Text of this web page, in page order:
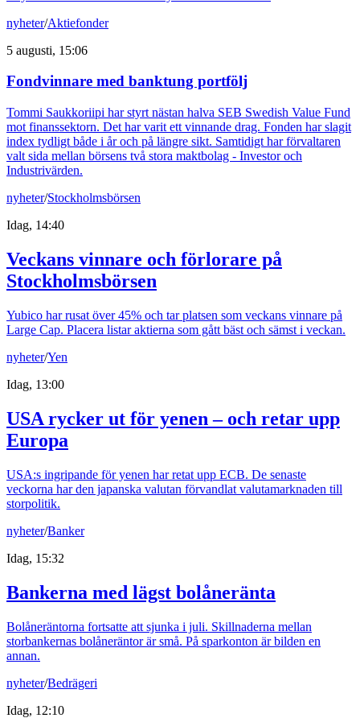
nyheter/Aktiefonder
5 augusti, 15:06
Fondvinnare med banktung portfölj
Tommi Saukkoriipi har styrt nästan halva SEB Swedish Value Fund
mot finanssektorn. Det har varit ett vinnande drag. Fonden har slagit
index tydligt både i år och på längre sikt. Samtidigt har förvaltaren
valt sida mellan börsens två stora maktbolag - Investor och
Industrivärden.
nyheter/Stockholmsbörsen
Idag, 14:40
Veckans vinnare och förlorare på
Stockholmsbörsen
Yubico har rusat över 45% och tar platsen som veckans vinnare på
Large Cap. Placera listar aktierna som gått bäst och sämst i veckan.
nyheter/Yen
Idag, 13:00
USA rycker ut för yenen – och retar upp
Europa
USA:s ingripande för yenen har retat upp ECB. De senaste
veckorna har den japanska valutan förvandlat valutamarknaden till
storpolitik.
nyheter/Banker
Idag, 15:32
Bankerna med lägst bolåneränta
Bolåneräntorna fortsatte att sjunka i juli. Skillnaderna mellan
storbankernas bolåneräntor är små. På sparkonton är bilden en
annan.
nyheter/Bedrägeri
Idag, 12:10